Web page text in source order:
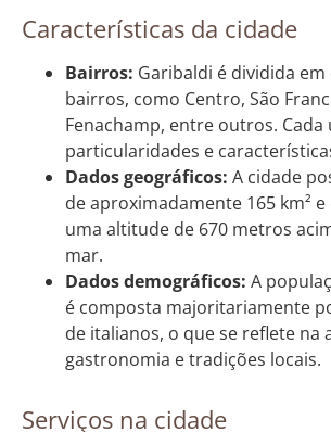
Características da cidade
Bairros: Garibaldi é dividida em
bairros, como Centro, São
Fenachamp, entre outros. Cada
particularidades e
Dados geográficos: A cidade
de aproximadamente 165 km²
uma altitude de 670 metros
mar.
Dados demográficos: A
é composta majoritariamente
de italianos, o que se reflete na
gastronomia e tradições locais.
Serviços na cidade